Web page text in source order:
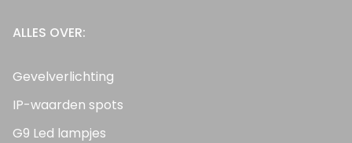
ALLES OVER:
Gevelverlichting
IP-waarden spots
G9 Led lampjes